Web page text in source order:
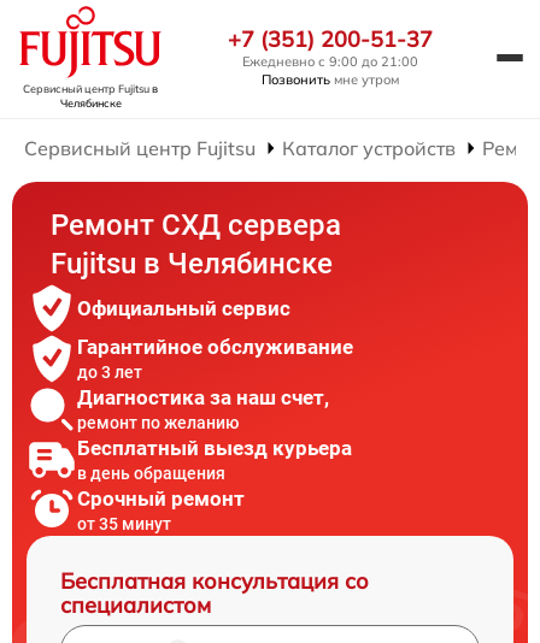
Сервисный центр Fujitsuв
Челябинске
+7 (351) 200-51-37
Ежедневно с 9:00 до 21:00
Позвонить мне утром
Сервисный центр Fujitsu Каталог устройств
Ремонт СХД сервера
Fujitsu в Челябинске
Официальный сервис
Гарантийное обслуживание
до 3 лет
Диагностика за наш счет,
ремонт по желанию
Бесплатный выезд курьера
в день обращения
Срочный ремонт
от 35 минут
Бесплатная консультация со
специалистом